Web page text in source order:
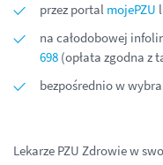
przez portal mojePZU
na całodobowej
698 (opłata zgodna z
bezpośrednio w
Lekarze PZU Zdrowie w